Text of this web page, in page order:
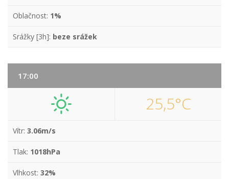
Oblačnost: 1%
Srážky [3h]: beze srážek
17:00
25,5°C
Vítr: 3.06m/s
Tlak: 1018hPa
Vlhkost: 32%